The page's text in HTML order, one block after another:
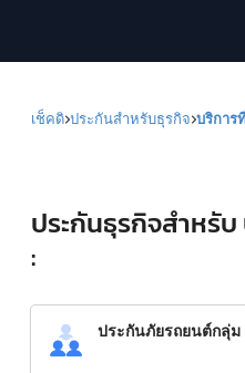
เช็คดิ ประกันสำหรับธุรกิจ บริการ
ประกันธุรกิจสำหรั
:
ประกันภัยรถยนต์กลุ่ม